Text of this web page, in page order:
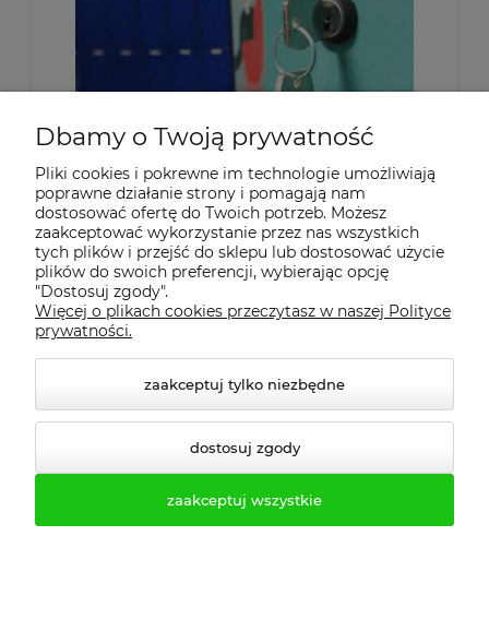
Biuro obsługi klienta:
handlowy@profesmeb.pl
Dbamy o Twoją prywatność
Pliki cookies i pokrewne im technologie umożliwiają
poprawne działanie strony i pomagają nam
dostosować ofertę do Twoich potrzeb. Możesz
zaakceptować wykorzystanie przez nas wszystkich
tych plików i przejść do sklepu lub dostosować użycie
plików do swoich preferencji, wybierając opcję
"Dostosuj zgody".
Więcej o plikach cookies przeczytasz w naszej Polityce
prywatności.
zaakceptuj tylko niezbędne
dostosuj zgody
zaakceptuj wszystkie